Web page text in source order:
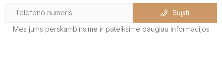
Siųsti
Mes jums perskambinsime ir pateiksime daugiau informacijos